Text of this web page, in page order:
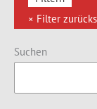
Suchen